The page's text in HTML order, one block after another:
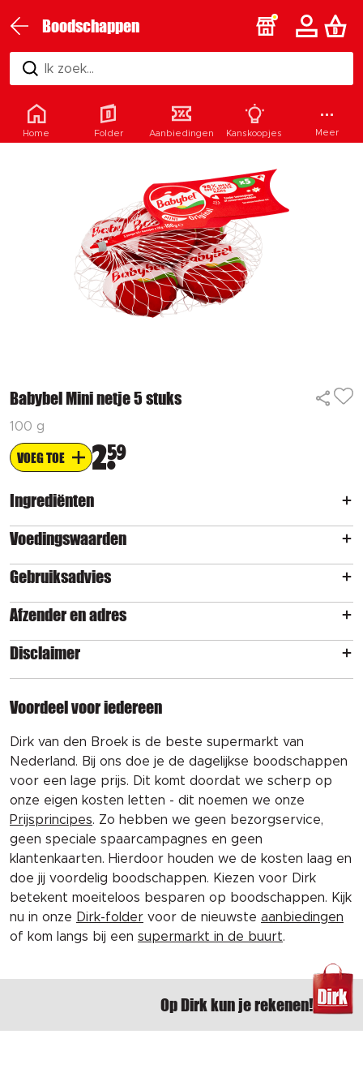
Boodschappen
Ik zoek...
Babybel Mini netje 5 stuks
100 g
VOEG TOE 259
Ingrediënten
Voedingswaarden
Gebruiksadvies
Afzender en adres
Disclaimer
Voordeel voor iedereen
Dirk van den Broek is de beste supermarkt van
Nederland. Bij ons doe je de dagelijkse boodschappen
voor een lage prijs. Dit komt doordat we scherp op
onze eigen kosten letten - dit noemen we onze
Prijsprincipes. Zo hebben we geen bezorgservice,
geen speciale spaarcampagnes en geen
klantenkaarten. Hierdoor houden we de kosten laag en
doe jij voordelig boodschappen. Kiezen voor Dirk
betekent moeiteloos besparen op boodschappen. Kijk
nu in onze Dirk-folder voor de nieuwste aanbiedingen
of kom langs bij een supermarkt in de buurt.
Op Dirk kun je rekenen!
Home Folder Aanbiedingen Kanskoopjes Meer